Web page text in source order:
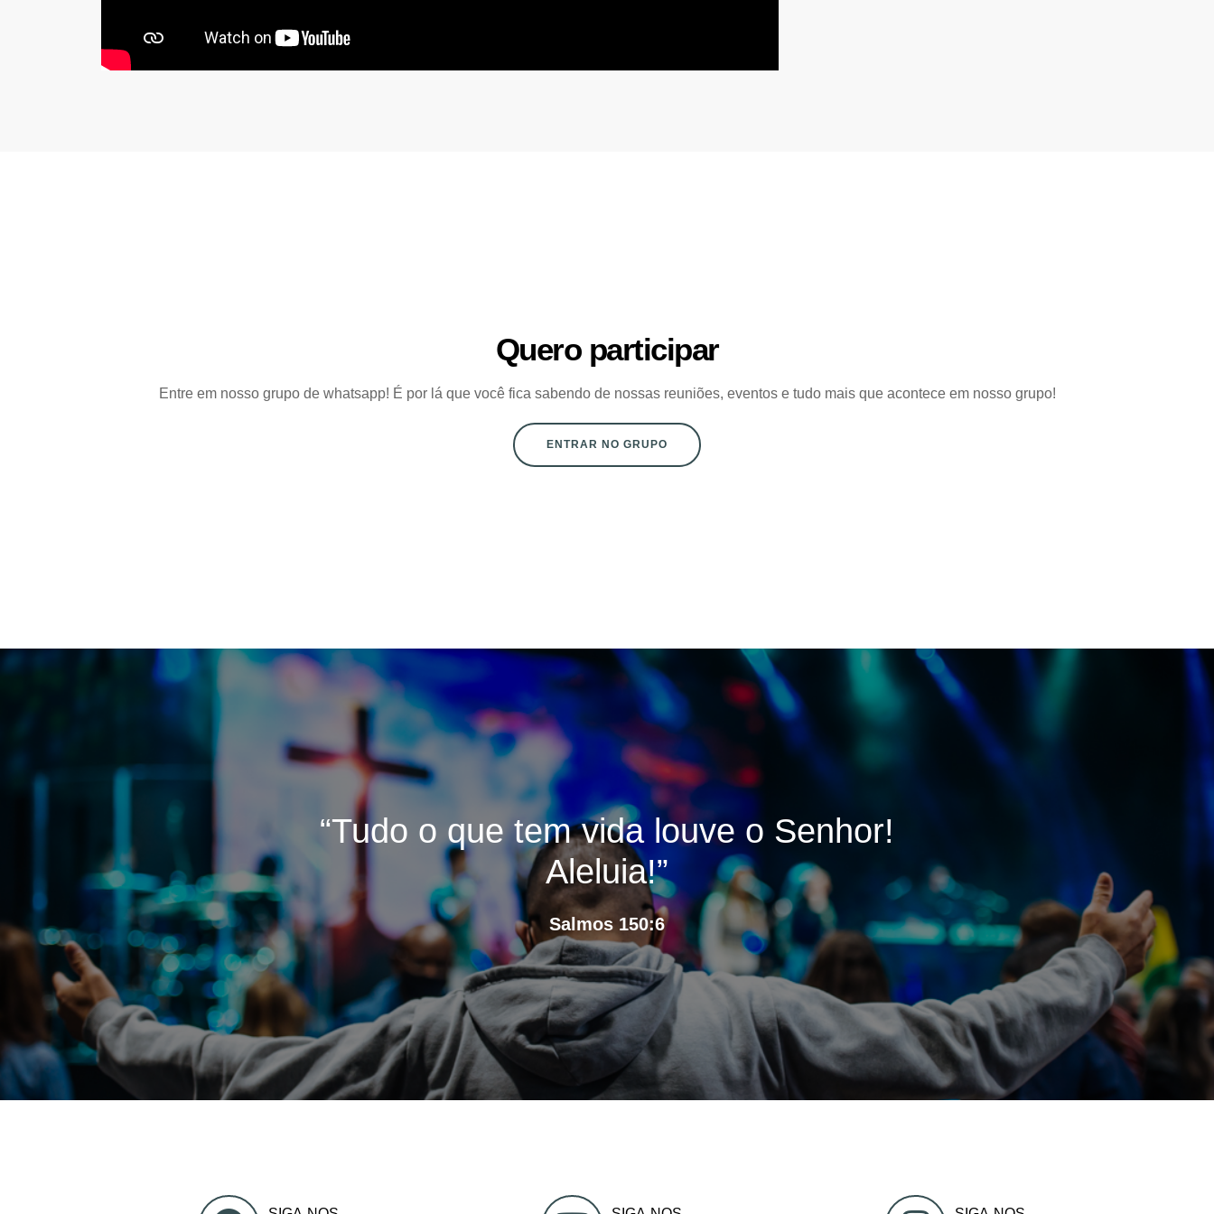
Quero participar
Entre em nosso grupo de whatsapp! É por lá que você fica sabendo de nossas reuniões, eventos e tudo mais que acontece em nosso grupo!
ENTRAR NO GRUPO
“Tudo o que tem vida louve o Senhor!
Aleluia!”
Salmos 150:6